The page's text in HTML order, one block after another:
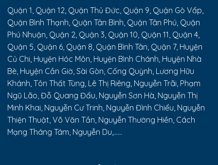
Quận 1, Quận 12, Quận Thủ Đức, Quận 9, Quận Gò Vấp,
Quận Bình Thạnh, Quận Tân Bình, Quận Tân Phú, Quận
Phú Nhuận, Quận 2, Quận 3, Quận 10, Quận 11, Quận 4,
Quận 5, Quận 6, Quận 8, Quận Bình Tân, Quận 7, Huyện
Củ Chi, Huyện Hóc Môn, Huyện Bình Chánh, Huyện Nhà
Bè, Huyện Cần Giờ, Sài Gòn, Cống Quỳnh, Lương Hữu
Khánh, Tôn Thất Tùng, Lê Thị Riêng, Nguyễn Trãi, Phạm
Ngũ Lão, Đỗ Quang Đẩu, Nguyễn Sơn Hà, Nguyễn Thị
Minh Khai, Nguyễn Cư Trinh, Nguyễn Đình Chiểu, Nguyễn
Thiện Thuật, Võ Văn Tần, Nguyễn Thường Hiền, Cách
Mạng Tháng Tám, Nguyễn Du,......